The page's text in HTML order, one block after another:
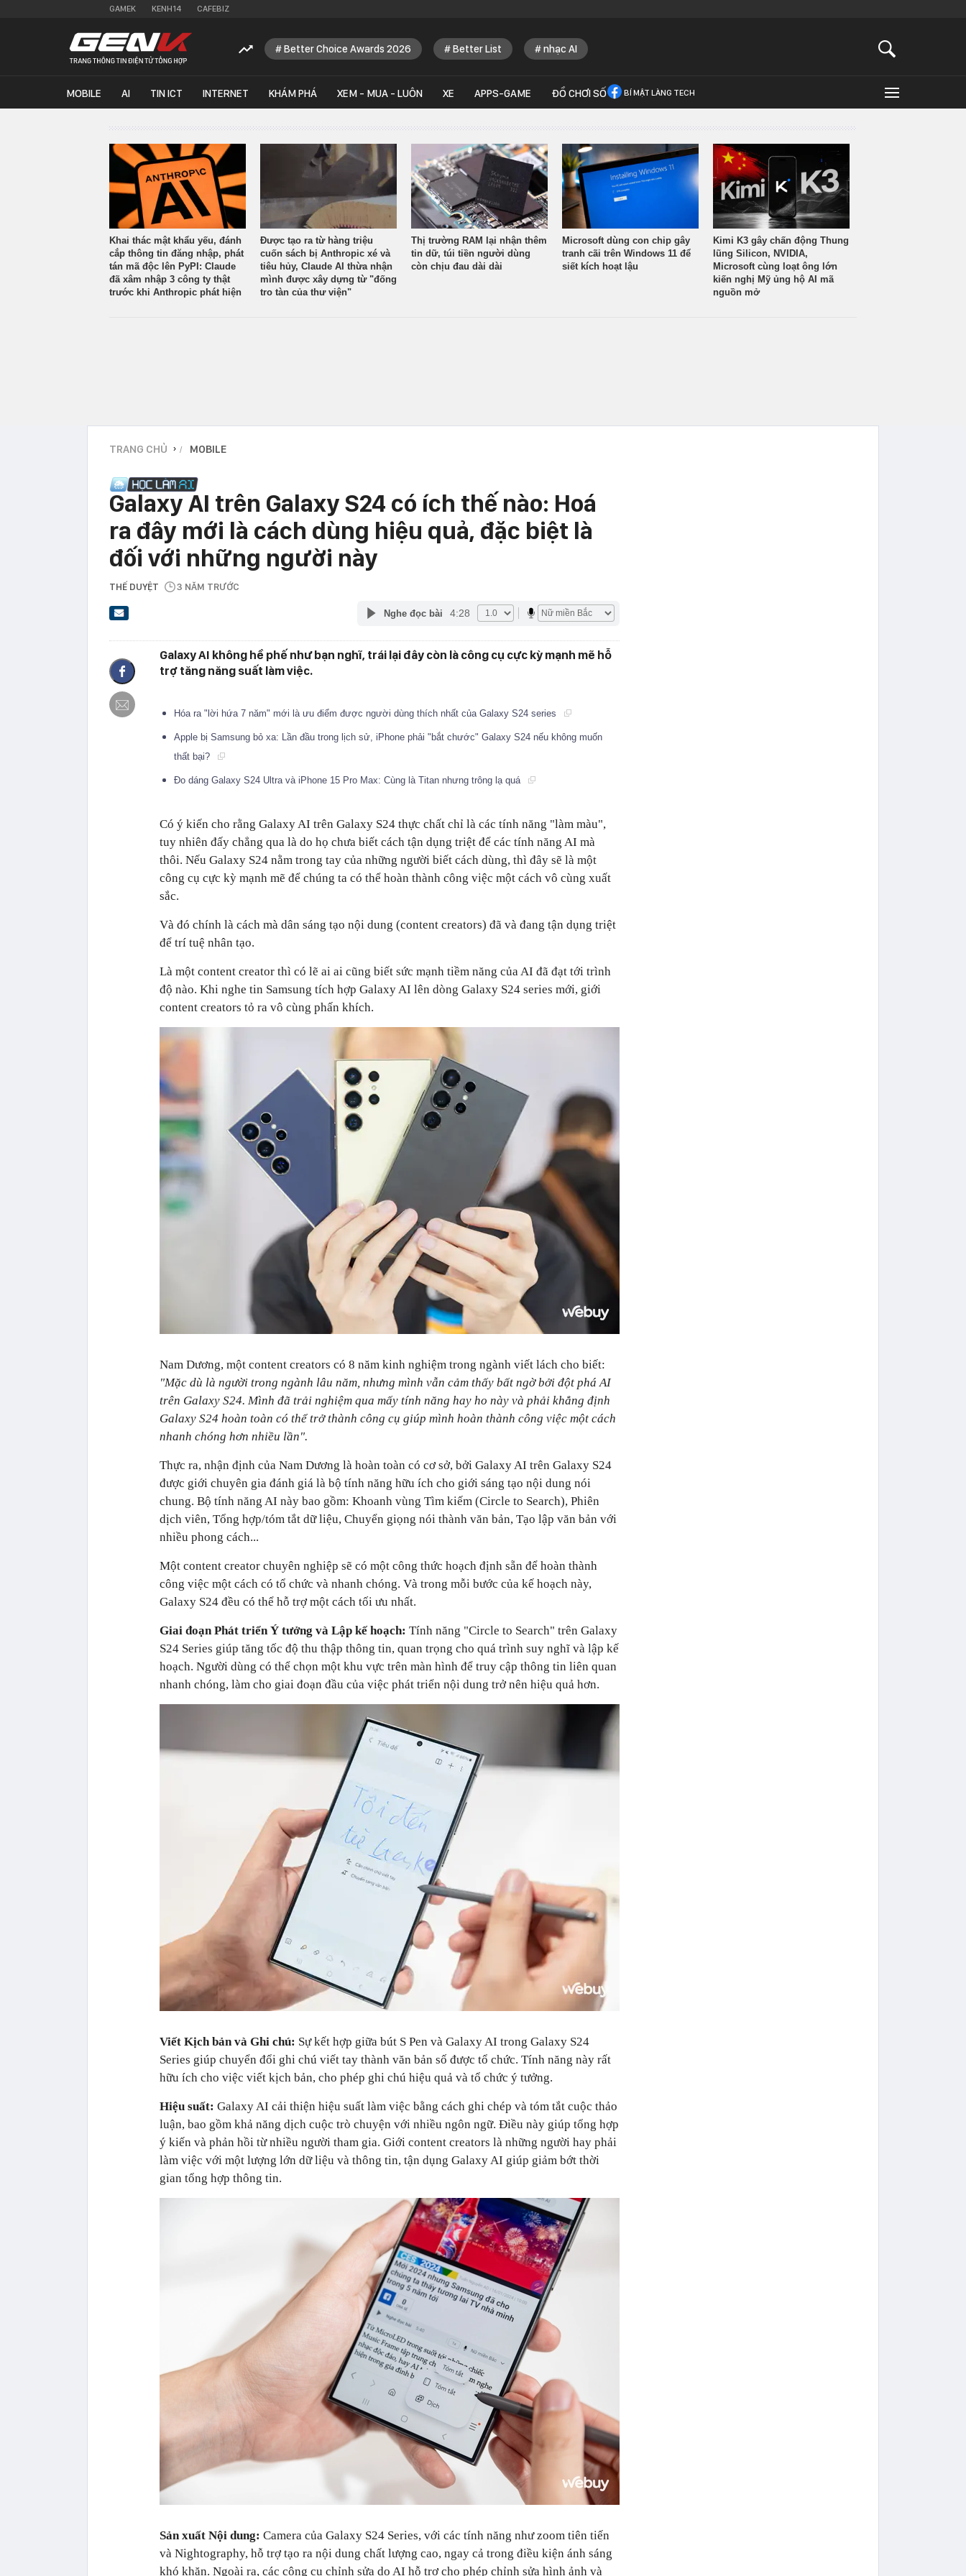
GAMEK KENH14 CAFEBIZ
Better Choice Awards 2026 Better List nhạc AI
MOBILE AI TIN ICT INTERNET KHÁM PHÁ XEM - MUA - LUÔN XE APPS-GAME ĐỒ CHƠI SỐ BÍ MẬT LÀNG TECH
Khai thác mật khẩu yếu, đánh
cắp thông tin đăng nhập, phát
tán mã độc lên PyPI: Claude
đã xâm nhập 3 công ty thật
trước khi Anthropic phát hiện
Được tạo ra từ hàng triệu
cuốn sách bị Anthropic xé và
tiêu hủy, Claude AI thừa nhận
mình được xây dựng từ "đống
tro tàn của thư viện"
Thị trường RAM lại nhận thêm
tin dữ, túi tiền người dùng
còn chịu đau dài dài
Microsoft dùng con chip gây
tranh cãi trên Windows 11 để
siết kích hoạt lậu
Kimi K3 gây chấn động Thung
lũng Silicon, NVIDIA,
Microsoft cùng loạt ông lớn
kiến nghị Mỹ ủng hộ AI mã
nguồn mở
TRANG CHỦ › MOBILE
Galaxy AI trên Galaxy S24 có ích thế nào: Hoá
ra đây mới là cách dùng hiệu quả, đặc biệt là
đối với những người này
THẾ DUYỆT 3 NĂM TRƯỚC
Nghe đọc bài 4:28
Galaxy AI không hề phế như bạn nghĩ, trái lại đây còn là công cụ cực kỳ mạnh mẽ hỗ
trợ tăng năng suất làm việc.
Hóa ra "lời hứa 7 năm" mới là ưu điểm được người dùng thích nhất của Galaxy S24 series
Apple bị Samsung bỏ xa: Lần đầu trong lịch sử, iPhone phải "bắt chước" Galaxy S24 nếu không muốn
thất bại?
Đo dáng Galaxy S24 Ultra và iPhone 15 Pro Max: Cùng là Titan nhưng trông lạ quá
Có ý kiến cho rằng Galaxy AI trên Galaxy S24 thực chất chỉ là các tính năng "làm màu",
tuy nhiên đấy chẳng qua là do họ chưa biết cách tận dụng triệt để các tính năng AI mà
thôi. Nếu Galaxy S24 nằm trong tay của những người biết cách dùng, thì đây sẽ là một
công cụ cực kỳ mạnh mẽ để chúng ta có thể hoàn thành công việc một cách vô cùng xuất
sắc.
Và đó chính là cách mà dân sáng tạo nội dung (content creators) đã và đang tận dụng triệt
để trí tuệ nhân tạo.
Là một content creator thì có lẽ ai ai cũng biết sức mạnh tiềm năng của AI đã đạt tới trình
độ nào. Khi nghe tin Samsung tích hợp Galaxy AI lên dòng Galaxy S24 series mới, giới
content creators tỏ ra vô cùng phấn khích.
Nam Dương, một content creators có 8 năm kinh nghiệm trong ngành viết lách cho biết:
"Mặc dù là người trong ngành lâu năm, nhưng mình vẫn cảm thấy bất ngờ bởi đột phá AI
trên Galaxy S24. Mình đã trải nghiệm qua mấy tính năng hay ho này và phải khẳng định
Galaxy S24 hoàn toàn có thể trở thành công cụ giúp mình hoàn thành công việc một cách
nhanh chóng hơn nhiều lần".
Thực ra, nhận định của Nam Dương là hoàn toàn có cơ sở, bởi Galaxy AI trên Galaxy S24
được giới chuyên gia đánh giá là bộ tính năng hữu ích cho giới sáng tạo nội dung nói
chung. Bộ tính năng AI này bao gồm: Khoanh vùng Tìm kiếm (Circle to Search), Phiên
dịch viên, Tổng hợp/tóm tắt dữ liệu, Chuyển giọng nói thành văn bản, Tạo lập văn bản với
nhiều phong cách...
Một content creator chuyên nghiệp sẽ có một công thức hoạch định sẵn để hoàn thành
công việc một cách có tổ chức và nhanh chóng. Và trong mỗi bước của kế hoạch này,
Galaxy S24 đều có thể hỗ trợ một cách tối ưu nhất.
Giai đoạn Phát triển Ý tưởng và Lập kế hoạch: Tính năng "Circle to Search" trên Galaxy
S24 Series giúp tăng tốc độ thu thập thông tin, quan trọng cho quá trình suy nghĩ và lập kế
hoạch. Người dùng có thể chọn một khu vực trên màn hình để truy cập thông tin liên quan
nhanh chóng, làm cho giai đoạn đầu của việc phát triển nội dung trở nên hiệu quả hơn.
Viết Kịch bản và Ghi chú: Sự kết hợp giữa bút S Pen và Galaxy AI trong Galaxy S24
Series giúp chuyển đổi ghi chú viết tay thành văn bản số được tổ chức. Tính năng này rất
hữu ích cho việc viết kịch bản, cho phép ghi chú hiệu quả và tổ chức ý tưởng.
Hiệu suất: Galaxy AI cải thiện hiệu suất làm việc bằng cách ghi chép và tóm tắt cuộc thảo
luận, bao gồm khả năng dịch cuộc trò chuyện với nhiều ngôn ngữ. Điều này giúp tổng hợp
ý kiến và phản hồi từ nhiều người tham gia. Giới content creators là những người hay phải
làm việc với một lượng lớn dữ liệu và thông tin, tận dụng Galaxy AI giúp giảm bớt thời
gian tổng hợp thông tin.
Sản xuất Nội dung: Camera của Galaxy S24 Series, với các tính năng như zoom tiên tiến
và Nightography, hỗ trợ tạo ra nội dung chất lượng cao, ngay cả trong điều kiện ánh sáng
khó khăn. Ngoài ra, các công cụ chỉnh sửa do AI hỗ trợ cho phép chỉnh sửa hình ảnh và